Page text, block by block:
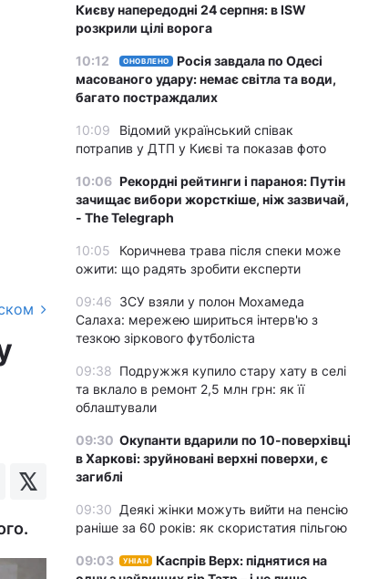
Києву напередодні 24 серпня: в ISW
розкрили цілі ворога
10:12 ОНОВЛЕНО
Росія завдала по Одесі
масованого удару: немає світла та води,
багато постраждалих
10:09
Відомий український співак
потрапив у ДТП у Києві та показав фото
10:06 Рекордні рейтинги і параноя: Путін
зачищає вибори жорсткіше, ніж зазвичай,
- The Telegraph
10:05
Коричнева трава після спеки може
ожити: що радять зробити експерти
09:46 ЗСУ взяли у полон Мохамеда
Салаха: мережею шириться інтерв'ю з
тезкою зіркового футболіста
09:38 Подружжя купило стару хату в селі
та вклало в ремонт 2,5 млн грн: як її
облаштували
09:30 Окупанти вдарили по 10-поверхівці
в Харкові: зруйновані верхні поверхи, є
загиблі
09:30 Деякі жінки можуть вийти на пенсію
раніше за 60 років: як скористатия пільгою
09:03 УНІАН
Каспрів Верх: піднятися на